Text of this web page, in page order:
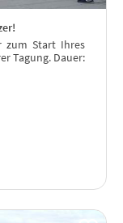
zum Start Ihres
Tagung. Dauer: